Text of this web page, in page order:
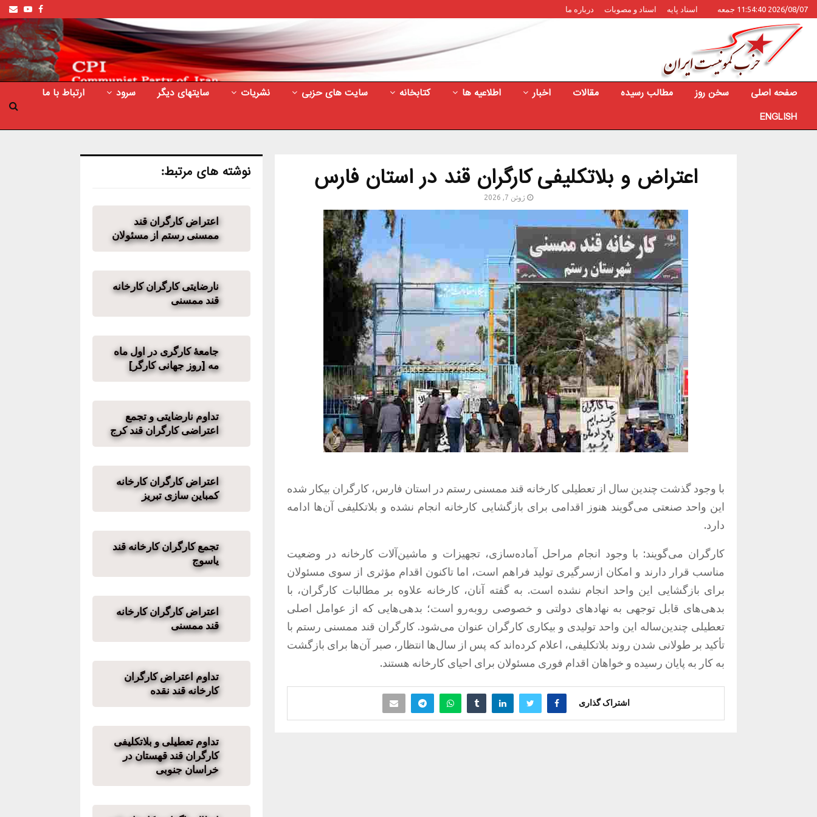
2026/08/07 11:54:40 جمعه اسناد پایه اسناد و مصوبات درباره ما Facebook
صفحه اصلی سخن روز مطالب رسیده مقالات اخبار اطلاعیه ها کتابخانه سایت های حزبی نشریات سایتهای دیگر سرود
ارتباط با ما
ENGLISH
اعتراض و بلاتکلیفی کارگران قند در استان فارس
ژوئن 7, 2026
با وجود گذشت چندین سال از تعطیلی کارخانه قند ممسنی رستم در استان فارس، کارگران بیکار شده
این واحد صنعتی می‌گویند هنوز اقدامی برای بازگشایی کارخانه انجام نشده و بلاتکلیفی آن‌ها ادامه
دارد.
کارگران می‌گویند: با وجود انجام مراحل آماده‌سازی، تجهیزات و ماشین‌آلات کارخانه در وضعیت
مناسب قرار دارند و امکان ازسرگیری تولید فراهم است، اما تاکنون اقدام مؤثری از سوی مسئولان
برای بازگشایی این واحد انجام نشده است. به گفته آنان، کارخانه علاوه بر مطالبات کارگران، با
بدهی‌های قابل توجهی به نهادهای دولتی و خصوصی روبه‌رو است؛ بدهی‌هایی که از عوامل اصلی
تعطیلی چندین‌ساله این واحد تولیدی و بیکاری کارگران عنوان می‌شود. کارگران قند ممسنی رستم با
تأکید بر طولانی شدن روند بلاتکلیفی، اعلام کرده‌اند که پس از سال‌ها انتظار، صبر آن‌ها برای بازگشت
به کار به پایان رسیده و خواهان اقدام فوری مسئولان برای احیای کارخانه هستند.
اشتراک گذاری
نوشته های مرتبط:
اعتراض کارگران قند
ممسنی رستم از مسئولان
نارضایتی کارگران کارخانه
قند ممسنی
جامعهٔ کارگری در اول ماه
مه [روز جهانی کارگر]
تداوم نارضایتی و تجمع
اعتراضی کارگران قند کرج
اعتراض کارگران کارخانه
کمباین سازی تبریز
تجمع کارگران کارخانه قند
یاسوج
اعتراض کارگران کارخانه
قند ممسنی
تداوم اعتراض کارگران
کارخانه قند نقده
تداوم تعطیلی و بلاتکلیفی
کارگران قند قهستان در
خراسان جنوبی